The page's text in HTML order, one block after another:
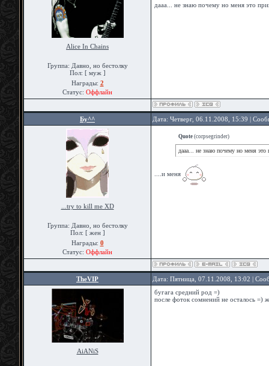
Alice In Chains
Группа: Давно, но бестолку
Пол: [ муж ]
Награды: 2
Статус: Оффлайн
дааа... не знаю почему но меня это
Бу^^ Дата: Четверг, 06.11.2008, 15:39 |
...try to kill me XD
Группа: Давно, но бестолку
Пол: [ жен ]
Награды: 0
Статус: Оффлайн
Quote (corpsegrinder)
дааа... не знаю почему но меня это
....и меня
TheVIP Дата: Пятница, 07.11.2008, 13:02 |
AiANiS
бугага средний род =)
после фоток сомнений не осталось =)